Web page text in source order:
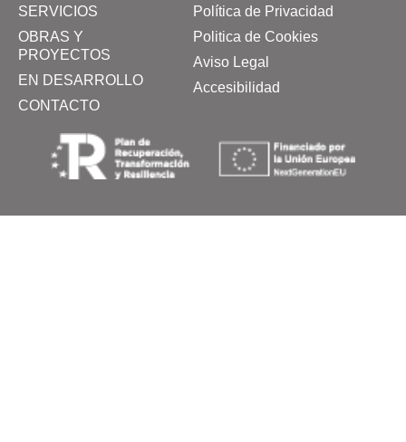
SERVICIOS
OBRAS Y
PROYECTOS
EN DESARROLLO
CONTACTO
Política de Privacidad
Politica de Cookies
Aviso Legal
Accesibilidad